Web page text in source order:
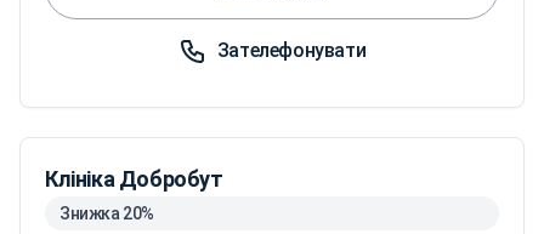
Зателефонувати
Клініка Добробут
Знижка 20%